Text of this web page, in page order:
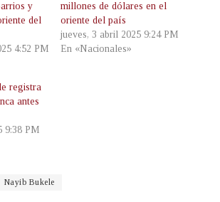
y
del
4:52 PM
millones de dólares en el
oriente del país
jueves, 3 abril 2025 9:24 PM
En «Nacionales»
registra
antes
9:38 PM
Nayib Bukele